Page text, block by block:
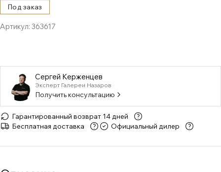
Под заказ
Артикул: 363617
Сергей Керженцев
Эксперт Галереи Назаров
Получить консультацию
Гарантированный возврат 14 дней
Бесплатная доставка
Официальный дилер